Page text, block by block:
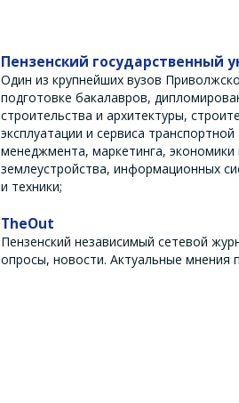
Пензенский государственный
Один из крупнейших вузов
подготовке бакалавров,
строительства и архитектуры,
эксплуатации и сервиса
менеджмента, маркетинга, экономики
землеустройства, информационных
и техники;
TheOut
Пензенский независимый сетевой
опросы, новости. Актуальные